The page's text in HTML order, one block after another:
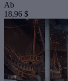
Ab
18,96 $